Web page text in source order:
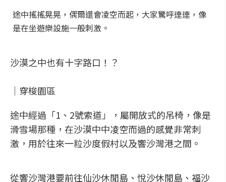
途中搖搖晃晃，偶爾還會凌空而起，大家驚呼連連，像
是在坐遊樂設施一般刺激。
沙漠之中也有十字路口！？
｜穿梭園區
途中經過「1、2號索道」，屬開放式的吊椅，像是
滑雪場那種，在沙漠中中凌空而過的感覺非常刺
激，用於往來一粒沙度假村以及響沙灣港之間。
從響沙灣港要前往仙沙休閒島、悅沙休閒島、福沙